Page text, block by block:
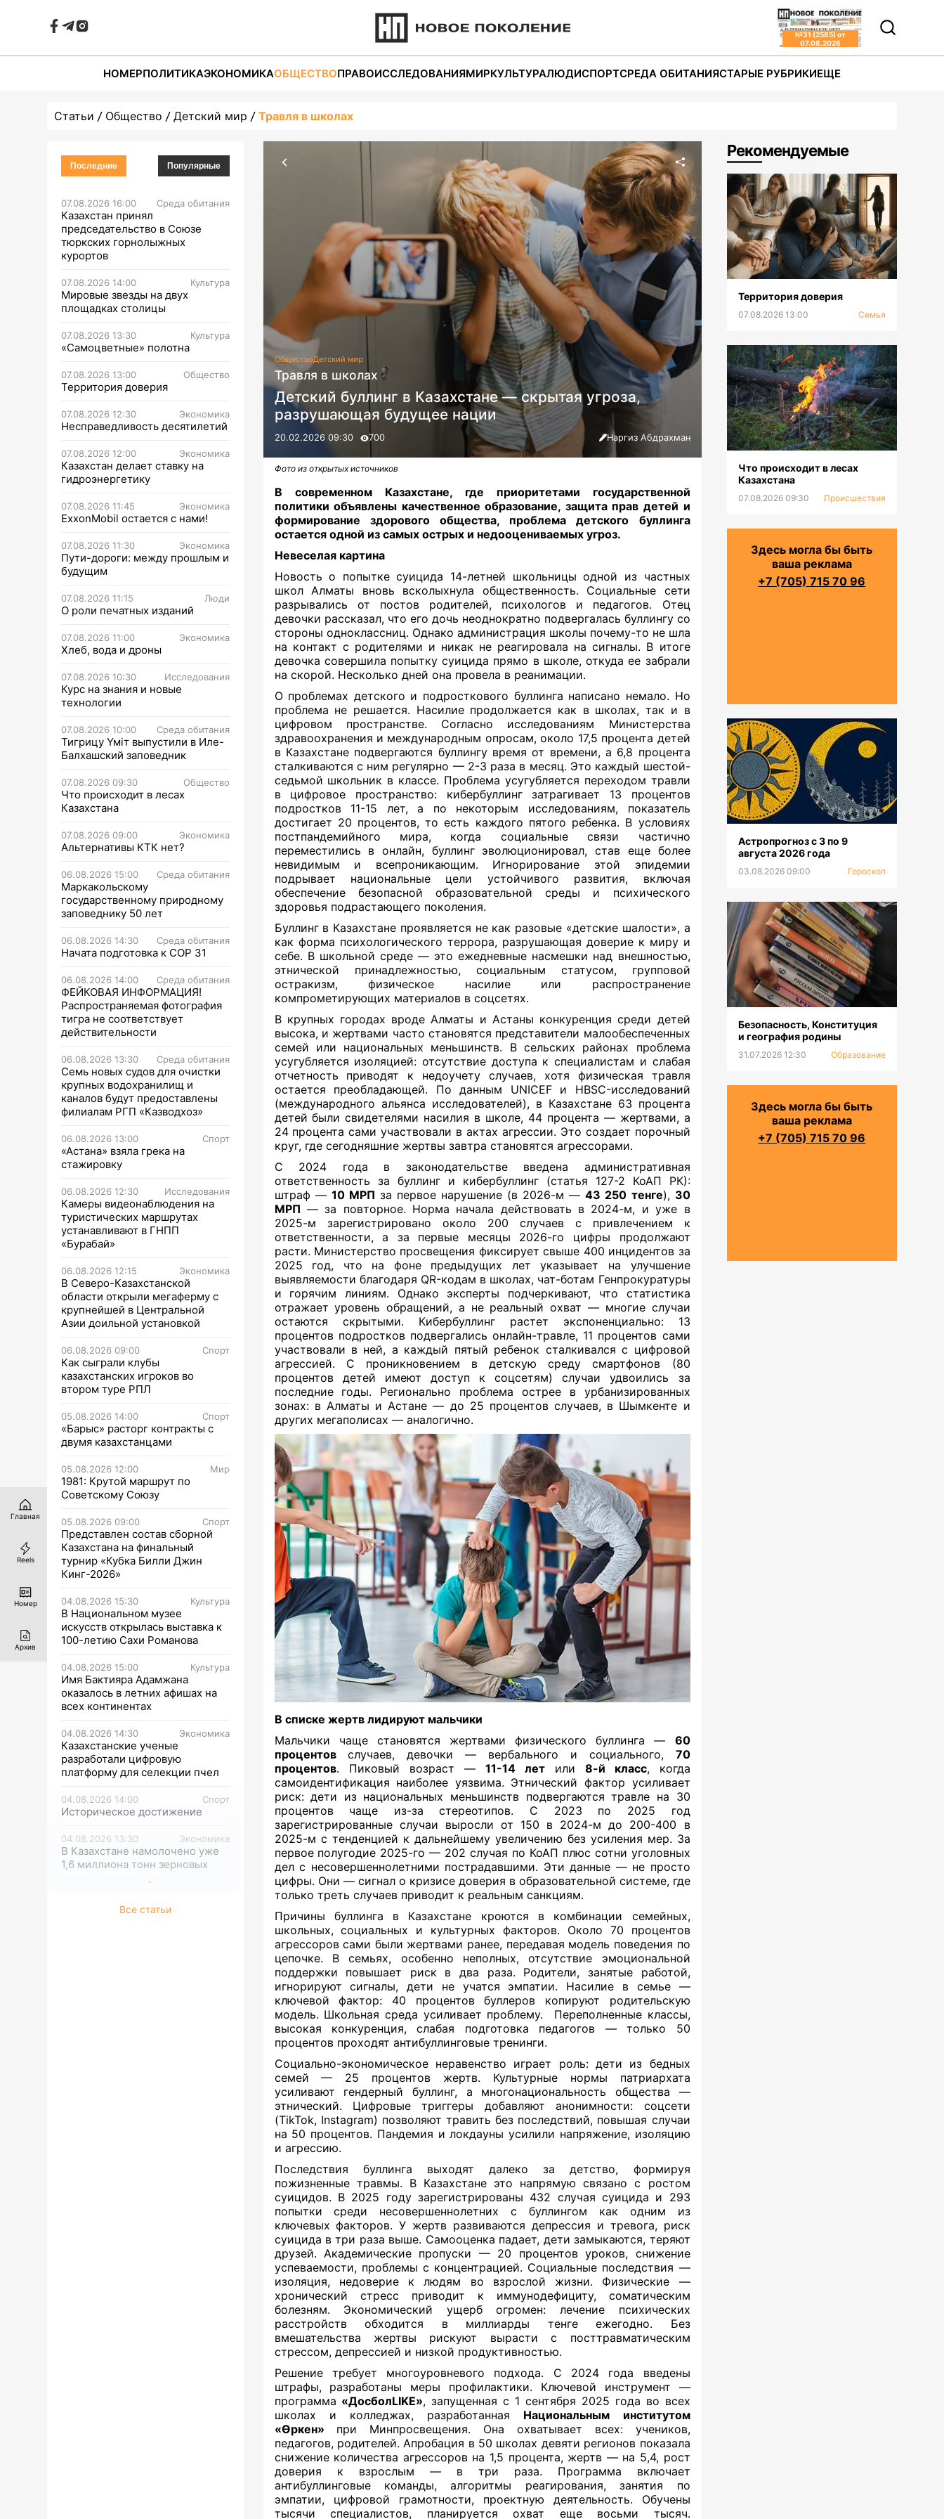
№31 (2585) от
07.08.2026
НОМЕРПОЛИТИКАЭКОНОМИКАОБЩЕСТВОПРАВОИССЛЕДОВАНИЯМИРКУЛЬТУРАЛЮДИСПОРТСРЕДА ОБИТАНИЯСТАРЫЕ РУБРИКИЕЩЕ
Статьи Общество Детский мир Травля в школах
Последние Популярные
07.08.2026 16:00 Среда обитания
Казахстан принял
председательство в Союзе
тюркских горнолыжных
курортов
07.08.2026 14:00 Культура
Мировые звезды на двух
площадках столицы
07.08.2026 13:30 Культура
«Самоцветные» полотна
07.08.2026 13:00 Общество
Территория доверия
07.08.2026 12:30 Экономика
Несправедливость десятилетий
07.08.2026 12:00 Экономика
Казахстан делает ставку на
гидроэнергетику
07.08.2026 11:45 Экономика
ExxonMobil остается с нами!
07.08.2026 11:30 Экономика
Пути-дороги: между прошлым и
будущим
07.08.2026 11:15 Люди
О роли печатных изданий
07.08.2026 11:00 Экономика
Хлеб, вода и дроны
07.08.2026 10:30 Исследования
Курс на знания и новые
технологии
07.08.2026 10:00 Среда обитания
Тигрицу Үміт выпустили в Иле-
Балхашский заповедник
07.08.2026 09:30 Общество
Что происходит в лесах
Казахстана
07.08.2026 09:00 Экономика
Альтернативы КТК нет?
06.08.2026 15:00 Среда обитания
Маркакольскому
государственному природному
заповеднику 50 лет
06.08.2026 14:30 Среда обитания
Начата подготовка к СОР 31
06.08.2026 14:00 Среда обитания
ФЕЙКОВАЯ ИНФОРМАЦИЯ!
Распространяемая фотография
тигра не соответствует
действительности
06.08.2026 13:30 Среда обитания
Семь новых судов для очистки
крупных водохранилищ и
каналов будут предоставлены
филиалам РГП «Казводхоз»
06.08.2026 13:00 Спорт
«Астана» взяла грека на
стажировку
06.08.2026 12:30 Исследования
Камеры видеонаблюдения на
туристических маршрутах
устанавливают в ГНПП
«Бурабай»
06.08.2026 12:15 Экономика
В Северо-Казахстанской
области открыли мегаферму с
крупнейшей в Центральной
Азии доильной установкой
06.08.2026 09:00 Спорт
Как сыграли клубы
казахстанских игроков во
втором туре РПЛ
05.08.2026 14:00 Спорт
«Барыс» расторг контракты с
двумя казахстанцами
05.08.2026 12:00 Мир
1981: Крутой маршрут по
Советскому Союзу
05.08.2026 09:00 Спорт
Представлен состав сборной
Казахстана на финальный
турнир «Кубка Билли Джин
Кинг-2026»
04.08.2026 15:30 Культура
В Национальном музее
искусств открылась выставка к
100-летию Сахи Романова
04.08.2026 15:00 Культура
Имя Бактияра Адамжана
оказалось в летних афишах на
всех континентах
04.08.2026 14:30 Экономика
Казахстанские ученые
разработали цифровую
платформу для селекции пчел
04.08.2026 14:00 Спорт
Историческое достижение
04.08.2026 13:30 Экономика
В Казахстане намолочено уже
1,6 миллиона тонн зерновых
Все статьи
ОбществоДетский мир
Травля в школах
Детский буллинг в Казахстане — скрытая угроза,
разрушающая будущее нации
20.02.2026 09:30 700 Наргиз Абдрахман
Фото из открытых источников
В современном Казахстане, где приоритетами государственной
политики объявлены качественное образование, защита прав детей и
формирование здорового общества, проблема детского буллинга
остается одной из самых острых и недооцениваемых угроз.
Невеселая картина
Новость о попытке суицида 14-летней школьницы одной из частных
школ Алматы вновь всколыхнула общественность. Социальные сети
разрывались от постов родителей, психологов и педагогов. Отец
девочки рассказал, что его дочь неоднократно подвергалась буллингу со
стороны одноклассниц. Однако администрация школы почему-то не шла
на контакт с родителями и никак не реагировала на сигналы. В итоге
девочка совершила попытку суицида прямо в школе, откуда ее забрали
на скорой. Несколько дней она провела в реанимации.
О проблемах детского и подросткового буллинга написано немало. Но
проблема не решается. Насилие продолжается как в школах, так и в
цифровом пространстве. Согласно исследованиям Министерства
здравоохранения и международным опросам, около 17,5 процента детей
в Казахстане подвергаются буллингу время от времени, а 6,8 процента
сталкиваются с ним регулярно — 2-3 раза в месяц. Это каждый шестой-
седьмой школьник в классе. Проблема усугубляется переходом травли
в цифровое пространство: кибербуллинг затрагивает 13 процентов
подростков 11-15 лет, а по некоторым исследованиям, показатель
достигает 20 процентов, то есть каждого пятого ребенка. В условиях
постпандемийного мира, когда социальные связи частично
переместились в онлайн, буллинг эволюционировал, став еще более
невидимым и всепроникающим. Игнорирование этой эпидемии
подрывает национальные цели устойчивого развития, включая
обеспечение безопасной образовательной среды и психического
здоровья подрастающего поколения.
Буллинг в Казахстане проявляется не как разовые «детские шалости», а
как форма психологического террора, разрушающая доверие к миру и
себе. В школьной среде — это ежедневные насмешки над внешностью,
этнической принадлежностью, социальным статусом, групповой
остракизм, физическое насилие или распространение
компрометирующих материалов в соцсетях.
В крупных городах вроде Алматы и Астаны конкуренция среди детей
высока, и жертвами часто становятся представители малообеспеченных
семей или национальных меньшинств. В сельских районах проблема
усугубляется изоляцией: отсутствие доступа к специалистам и слабая
отчетность приводят к недоучету случаев, хотя физическая травля
остается преобладающей. По данным UNICEF и HBSC-исследований
(международного альянса исследователей),в Казахстане 63 процента
детей были свидетелями насилия в школе, 44 процента — жертвами, а
24 процента сами участвовали в актах агрессии. Это создает порочный
круг, где сегодняшние жертвы завтра становятся агрессорами.
С 2024 года в законодательстве введена административная
ответственность за буллинг и кибербуллинг (статья 127-2 КоАП РК):
штраф — 10 МРП за первое нарушение (в 2026-м —43 250 тенге), 30
МРП — за повторное. Норма начала действовать в 2024-м, и уже в
2025-м зарегистрировано около 200 случаев с привлечением к
ответственности, а за первые месяцы 2026-го цифры продолжают
расти. Министерство просвещения фиксирует свыше 400 инцидентов за
2025 год, что на фоне предыдущих лет указывает на улучшение
выявляемости благодаря QR-кодам в школах, чат-ботам Генпрокуратуры
и горячим линиям. Однако эксперты подчеркивают, что статистика
отражает уровень обращений, а не реальный охват — многие случаи
остаются скрытыми. Кибербуллинг растет экспоненциально: 13
процентов подростков подвергались онлайн-травле, 11 процентов сами
участвовали в ней, а каждый пятый ребенок сталкивался с цифровой
агрессией. С проникновением в детскую среду смартфонов (80
процентов детей имеют доступ к соцсетям) случаи удвоились за
последние годы. Регионально проблема острее в урбанизированных
зонах: в Алматы и Астане — до 25 процентов случаев, в Шымкенте и
других мегаполисах — аналогично.
В списке жертв лидируют мальчики
Мальчики чаще становятся жертвами физического буллинга — 60
процентовслучаев, девочки — вербального и социального, 70
процентов. Пиковый возраст — 11-14 летили 8-й класс, когда
самоидентификация наиболее уязвима. Этнический фактор усиливает
риск: дети из национальных меньшинств подвергаются травле на 30
процентов чаще из-за стереотипов. С 2023 по 2025 год
зарегистрированные случаи выросли от 150 в 2024-м до 200-400 в
2025-м с тенденцией к дальнейшему увеличению без усиления мер. За
первое полугодие 2025-го — 202 случая по КоАП плюс сотни уголовных
дел с несовершеннолетними пострадавшими. Эти данные — не просто
цифры. Они — сигнал о кризисе доверия в образовательной системе, где
только треть случаев приводит к реальным санкциям.
Причины буллинга в Казахстане кроются в комбинации семейных,
школьных, социальных и культурных факторов. Около 70 процентов
агрессоров сами были жертвами ранее, передавая модель поведения по
цепочке. В семьях, особенно неполных, отсутствие эмоциональной
поддержки повышает риск в два раза. Родители, занятые работой,
игнорируют сигналы, дети не учатся эмпатии. Насилие в семье —
ключевой фактор: 40 процентов буллеров копируют родительскую
модель. Школьная среда усиливает проблему. Переполненные классы,
высокая конкуренция, слабая подготовка педагогов — только 50
процентов проходят антибуллинговые тренинги.
Социально-экономическое неравенство играет роль: дети из бедных
семей — 25 процентов жертв. Культурные нормы патриархата
усиливают гендерный буллинг, а многонациональность общества —
этнический. Цифровые триггеры добавляют анонимности: соцсети
(TikTok, Instagram) позволяют травить без последствий, повышая случаи
на 50 процентов. Пандемия и локдауны усилили напряжение, изоляцию
и агрессию.
Последствия буллинга выходят далеко за детство, формируя
пожизненные травмы. В Казахстане это напрямую связано с ростом
суицидов. В 2025 году зарегистрированы 432 случая суицида и 293
попытки среди несовершеннолетних с буллингом как одним из
ключевых факторов. У жертв развиваются депрессия и тревога, риск
суицида в три раза выше. Самооценка падает, дети замыкаются, теряют
друзей. Академические пропуски — 20 процентов уроков, снижение
успеваемости, проблемы с концентрацией. Социальные последствия —
изоляция, недоверие к людям во взрослой жизни. Физические —
хронический стресс приводит к иммунодефициту, соматическим
болезням. Экономический ущерб огромен: лечение психических
расстройств обходится в миллиарды тенге ежегодно. Без
вмешательства жертвы рискуют вырасти с посттравматическим
стрессом, депрессией и низкой продуктивностью.
Решение требует многоуровневого подхода. С 2024 года введены
штрафы, разработаны меры профилактики. Ключевой инструмент —
программа «ДосболLIKE», запущенная с 1 сентября 2025 года во всех
школах и колледжах, разработанная
Национальным институтом
«Өркен» при Минпросвещения. Она охватывает всех: учеников,
педагогов, родителей. Апробация в 50 школах девяти регионов показала
снижение количества агрессоров на 1,5 процента, жертв — на 5,4, рост
доверия к взрослым — в три раза. Программа включает
антибуллинговые команды, алгоритмы реагирования, занятия по
эмпатии, цифровой грамотности, проектную деятельность. Обучены
тысячи специалистов, планируется охват еще восьми тысяч.
Рекомендуемые
Территория доверия
07.08.2026 13:00 Семья
Что происходит в лесах
Казахстана
07.08.2026 09:30 Происшествия
Здесь могла бы быть
ваша реклама
+7 (705) 715 70 96
Астропрогноз с 3 по 9
августа 2026 года
03.08.2026 09:00 Гороскоп
Безопасность, Конституция
и география родины
31.07.2026 12:30 Образование
Здесь могла бы быть
ваша реклама
+7 (705) 715 70 96
Главная
Reels
Номер
Архив